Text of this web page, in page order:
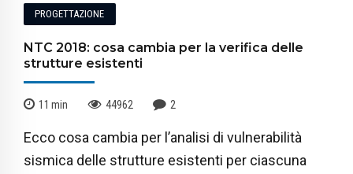
PROGETTAZIONE
NTC 2018: cosa cambia per la verifica delle
strutture esistenti
11 min 44962 2
Ecco cosa cambia per l’analisi di vulnerabilità
sismica delle strutture esistenti per ciascuna